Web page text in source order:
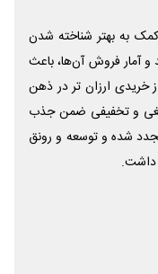
کمک به بهتر شناخته شدن
و آمار فروش آن‌ها، باعث
ارزان تر در ذهن
و تخفیفی ضمن جذب
شده و توسعه و رونق
داشت.